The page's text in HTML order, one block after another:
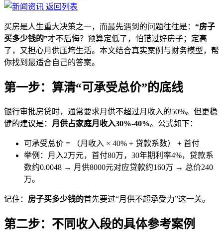
返回列表
买房是人生重大决策之一，而最先遇到的问题往往是： “房子
买多少钱的”才不后悔？预算定低了，怕错过好房子；定高
了，又担心月供压垮生活。本文结合真实案例与财务模型，帮
你找到最适合自己的答案。
第一步：算清“可承受总价”的底线
银行审批房贷时，通常要求月供不超过月收入的50%。但更稳
健的建议是：
月供占家庭月收入30%-40%。公式如下：
可承受总价 = （月收入 × 40% ÷ 贷款系数） + 首付
举例：月入2万元，首付80万，30年期利率4%，贷款系
数约0.0048 → 月供8000元对应贷款约160万 → 总价240
万。
记住： 房子买多少钱的首先要过“月供不超承受力”这一关。
第二步：不同收入段的具体参考案例